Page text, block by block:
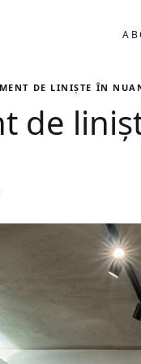
DE LINIȘTE ÎN
de